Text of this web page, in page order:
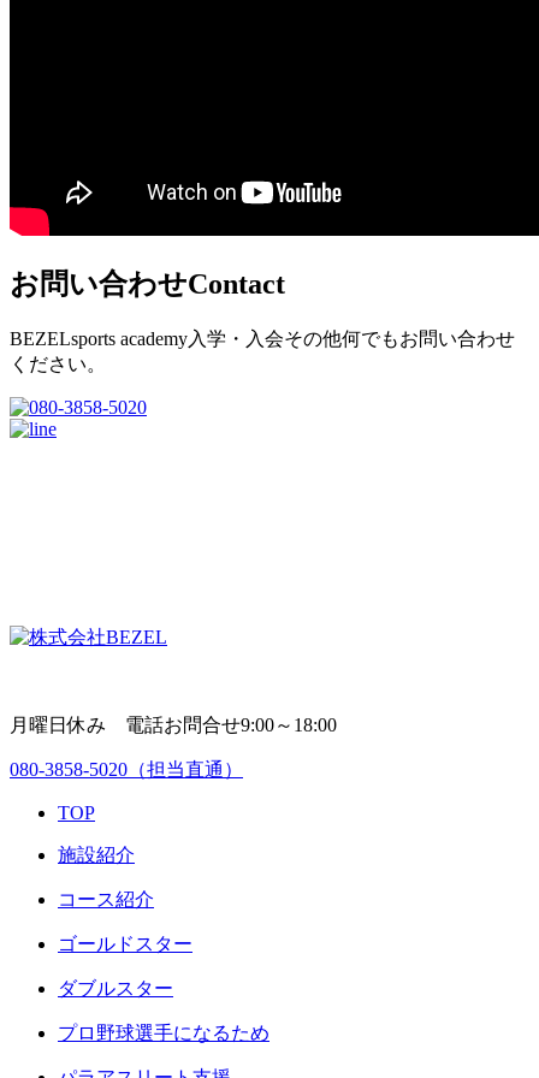
お問い合わせContact
BEZELsports academy入学・入会その他何でもお問い合わせ
ください。
月曜日休み 電話お問合せ9:00～18:00
080-3858-5020 （担当直通）
TOP
施設紹介
コース紹介
ゴールドスター
ダブルスター
プロ野球選手になるため